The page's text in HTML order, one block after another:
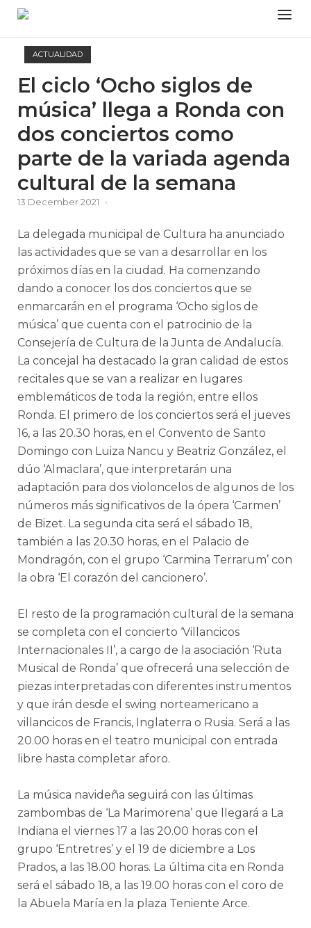
Skip
content
Menu
ACTUALIDAD
El ciclo ‘Ocho siglos de
música’ llega a Ronda con
dos conciertos como
parte de la variada agenda
cultural de la semana
13 December 2021
La delegada municipal de Cultura ha anunciado
las actividades que se van a desarrollar en los
próximos días en la ciudad. Ha comenzando
dando a conocer los dos conciertos que se
enmarcarán en el programa ‘Ocho siglos de
música’ que cuenta con el patrocinio de la
Consejería de Cultura de la Junta de Andalucía.
La concejal ha destacado la gran calidad de estos
recitales que se van a realizar en lugares
emblemáticos de toda la región, entre ellos
Ronda. El primero de los conciertos será el jueves
16, a las 20.30 horas, en el Convento de Santo
Domingo con Luiza Nancu y Beatriz González, el
dúo ‘Almaclara’, que interpretarán una
adaptación para dos violoncelos de algunos de los
números más significativos de la ópera ‘Carmen’
de Bizet. La segunda cita será el sábado 18,
también a las 20.30 horas, en el Palacio de
Mondragón, con el grupo ‘Carmina Terrarum’ con
la obra ‘El corazón del cancionero’.
El resto de la programación cultural de la semana
se completa con el concierto ‘Villancicos
Internacionales II’, a cargo de la asociación ‘Ruta
Musical de Ronda’ que ofrecerá una selección de
piezas interpretadas con diferentes instrumentos
y que irán desde el swing norteamericano a
villancicos de Francis, Inglaterra o Rusia. Será a las
20.00 horas en el teatro municipal con entrada
libre hasta completar aforo.
La música navideña seguirá con las últimas
zambombas de ‘La Marimorena’ que llegará a La
Indiana el viernes 17 a las 20.00 horas con el
grupo ‘Entretres’ y el 19 de diciembre a Los
Prados, a las 18.00 horas. La última cita en Ronda
será el sábado 18, a las 19.00 horas con el coro de
la Abuela María en la plaza Teniente Arce.